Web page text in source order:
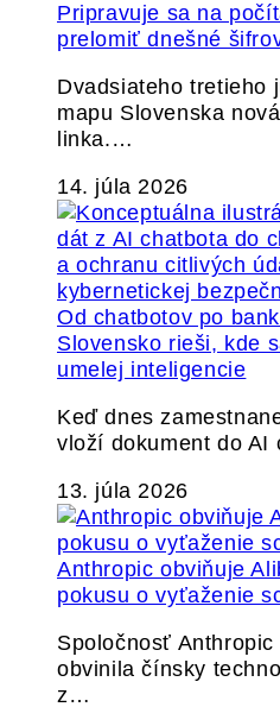
Pripravuje sa na
prelomiť dnešné
Dvadsiateho tretieho
mapu Slovenska
linka.…
14. júla 2026
Od chatbotov po
Slovensko rieši, kde
umelej inteligencie
Keď dnes
vloží dokument do
13. júla 2026
Anthropic obviňuje
pokusu o vyťaženie
Spoločnosť
obvinila čínsky
z…